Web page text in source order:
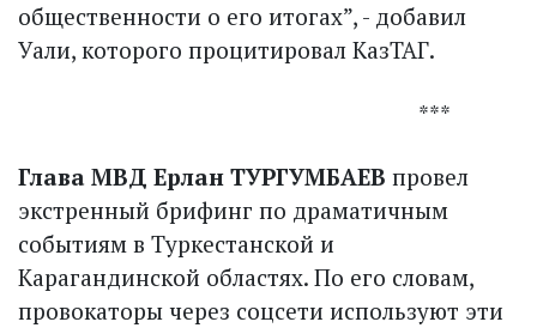
общественности о его итогах”, - добавил
Уали, которого процитировал КазТАГ.
***
Глава МВД Ерлан ТУРГУМБАЕВ провел
экстренный брифинг по драматичным
событиям в Туркестанской и
Карагандинской областях. По его словам,
провокаторы через соцсети используют эти